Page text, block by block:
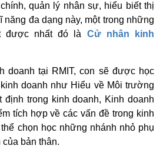
quản lý nhân sự, hiểu biết thị
đa dạng này, một trong những
được nhất đó là Cử nhân kinh
doanh tại RMIT, con sẽ được học
doanh như Hiểu về Môi trường
định trong kinh doanh, Kinh doanh
tích hợp về các vấn đề trong kinh
chọn học những nhánh nhỏ phụ
bản thân.